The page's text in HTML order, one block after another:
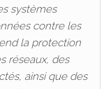
systèmes
contre les
la protection
réseaux, des
ainsi que des